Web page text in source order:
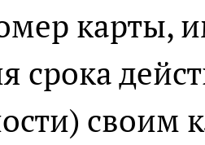
карты,
срока
своим